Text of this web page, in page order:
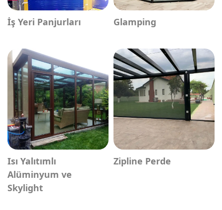
İş Yeri Panjurları Glamping
Isı Yalıtımlı
Alüminyum ve
Skylight
Zipline Perde